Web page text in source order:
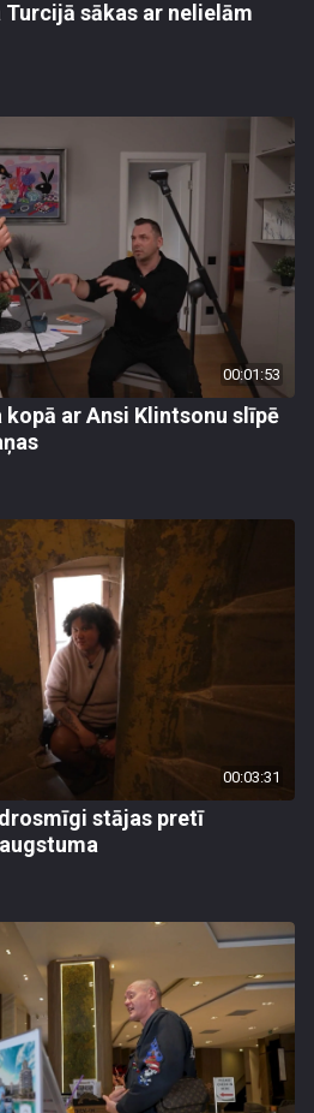
sākas ar nelielām
00:01:53
ar Ansi Klintsonu slīpē
00:03:31
stājas pretī